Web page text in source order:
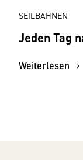
SEILBAHNEN
Jeden Tag
Weiterlesen